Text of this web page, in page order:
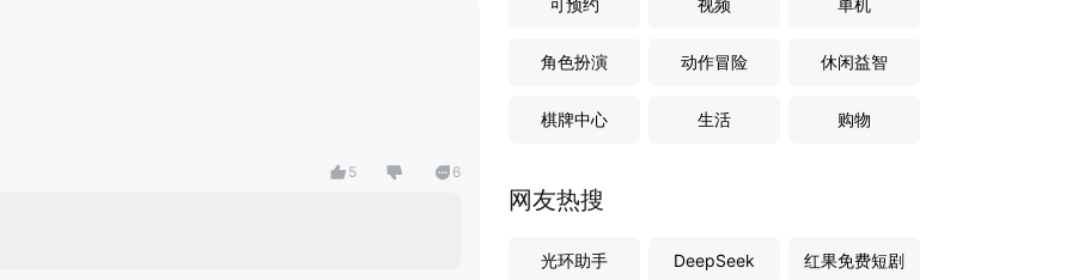
5 6
可预约 视频 单机
角色扮演 动作冒险 休闲益智
棋牌中心 生活 购物
网友热搜
光环助手 DeepSeek 红果免费短剧